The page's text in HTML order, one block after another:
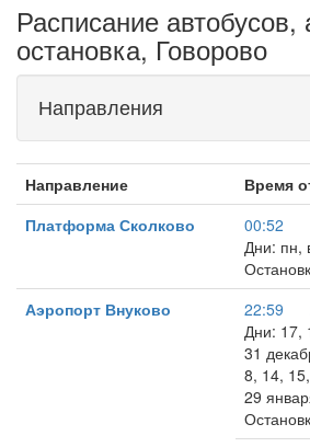
Расписание автобусов,
остановка, Говорово
Направления
Направление
Время
Платформа Сколково
00:52
Дни: пн,
Аэропорт Внуково
22:59
Дни: 17,
31
8, 14,
29